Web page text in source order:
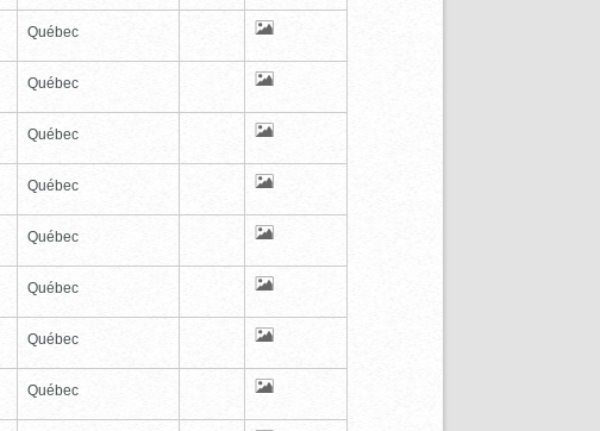
Québec
Québec
Québec
Québec
Québec
Québec
Québec
Québec